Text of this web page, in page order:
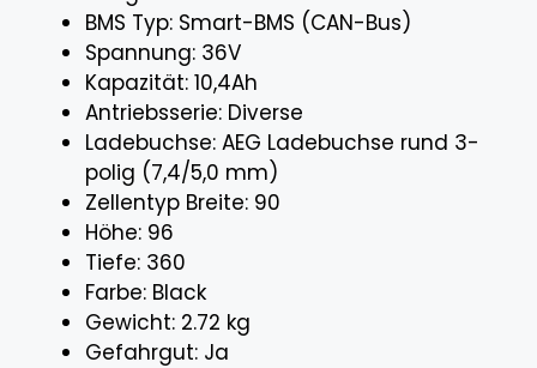
BMS Typ: Smart-BMS (CAN-Bus)
Spannung: 36V
Kapazität: 10,4Ah
Antriebsserie: Diverse
Ladebuchse: AEG Ladebuchse rund 3-
polig (7,4/5,0 mm)
Zellentyp Breite: 90
Höhe: 96
Tiefe: 360
Farbe: Black
Gewicht: 2.72 kg
Gefahrgut: Ja